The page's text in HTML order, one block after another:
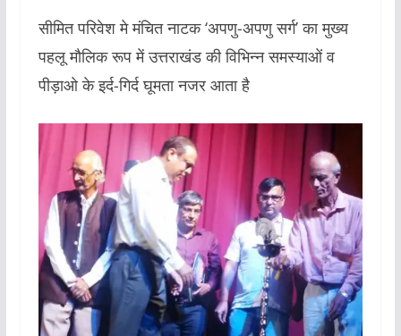
सीमित परिवेश मे मंचित नाटक ‘अपणु-अपणु सर्ग’ का मुख्य
पहलू मौलिक रूप में उत्तराखंड की विभिन्न समस्याओं व
पीड़ाओ के इर्द-गिर्द घूमता नजर आता है